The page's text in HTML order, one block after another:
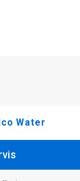
Water